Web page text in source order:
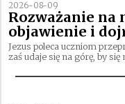
2026-08-09
Rozważanie na
objawienie i
Jezus poleca uczniom
zaś udaje się na górę, by się